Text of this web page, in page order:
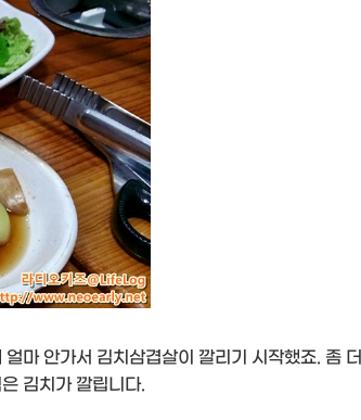
마 안가서 김치삼겹살이 깔리기 시작했죠. 좀 더
김치가 깔립니다.